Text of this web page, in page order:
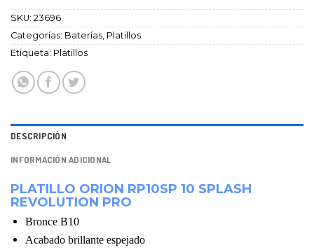
SKU: 23696
Categorías: Baterías Platillos
Etiqueta: Platillos
DESCRIPCIÓN
INFORMACIÓN ADICIONAL
PLATILLO ORION RP10SP 10 SPLASH
REVOLUTION PRO
Bronce B10
Acabado brillante espejado